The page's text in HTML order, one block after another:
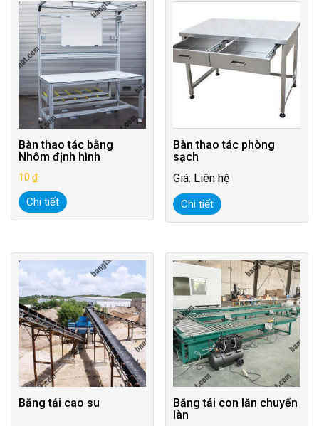
Bàn thao tác bằng
Nhôm định hình
10 ₫
Chi tiết
Bàn thao tác phòng
sạch
Giá: Liên hệ
Chi tiết
Băng tải cao su
Băng tải con lăn chuyển
làn